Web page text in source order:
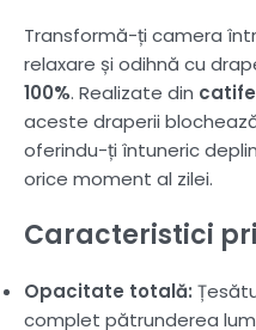
Transformă-ți camera
relaxare și odihnă cu
100%. Realizate din
aceste draperii
oferindu-ți întuneric
orice moment al zilei.
Caracteristici
Opacitate totală:
complet pătrunderea